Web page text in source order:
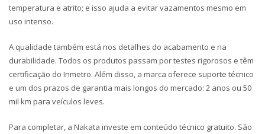
temperatura e atrito; e isso ajuda a evitar vazamentos mesmo em
uso intenso.
A qualidade também está nos detalhes do acabamento e na
durabilidade. Todos os produtos passam por testes rigorosos e têm
certificação do Inmetro. Além disso, a marca oferece suporte técnico
e um dos prazos de garantia mais longos do mercado: 2 anos ou 50
mil km para veículos leves.
Para completar, a Nakata investe em conteúdo técnico gratuito. São